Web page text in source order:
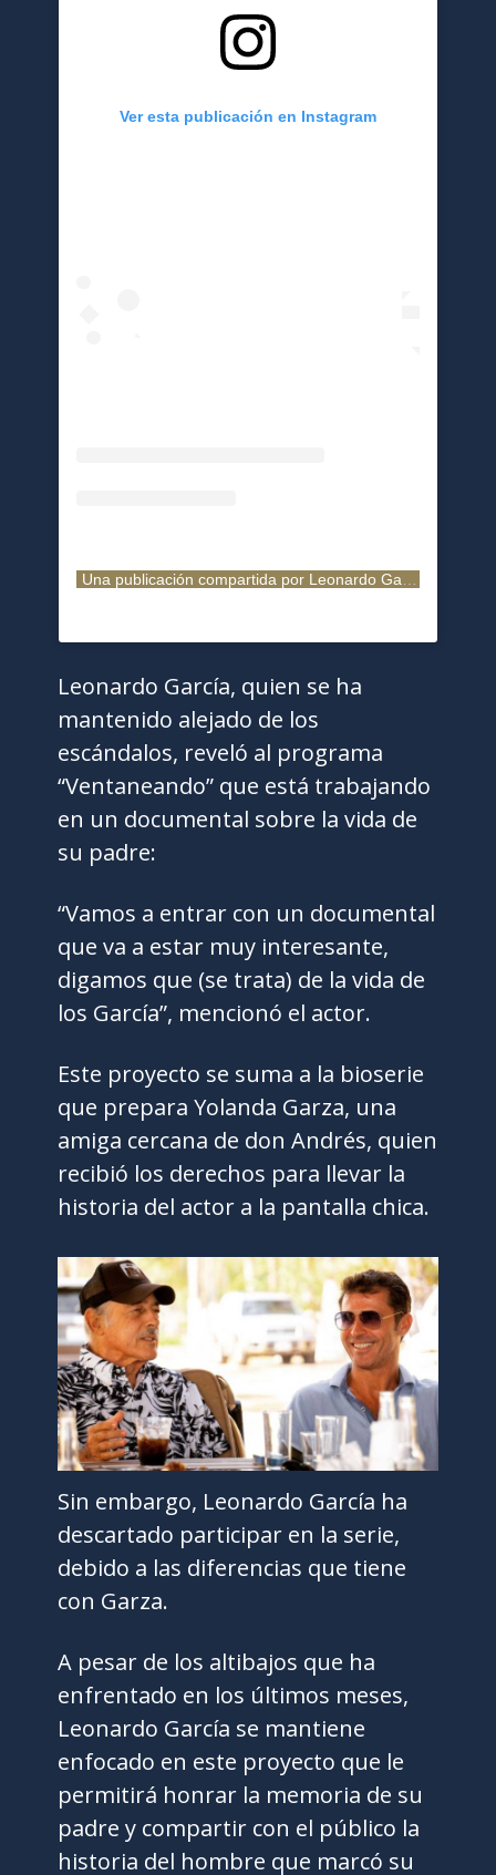
Ver esta publicación en Instagram
Una publicación compartida por Leonardo Garcia Vale (@leonardogarciaof)
Leonardo García, quien se ha
mantenido alejado de los
escándalos, reveló al programa
“Ventaneando” que está trabajando
en un documental sobre la vida de
su padre:
“Vamos a entrar con un documental
que va a estar muy interesante,
digamos que (se trata) de la vida de
los García”, mencionó el actor.
Este proyecto se suma a la bioserie
que prepara Yolanda Garza, una
amiga cercana de don Andrés, quien
recibió los derechos para llevar la
historia del actor a la pantalla chica.
Sin embargo, Leonardo García ha
descartado participar en la serie,
debido a las diferencias que tiene
con Garza.
A pesar de los altibajos que ha
enfrentado en los últimos meses,
Leonardo García se mantiene
enfocado en este proyecto que le
permitirá honrar la memoria de su
padre y compartir con el público la
historia del hombre que marcó su